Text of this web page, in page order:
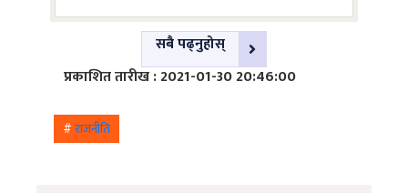
सबै पढ्नुहोस्
प्रकाशित तारीख : 2021-01-30 20:46:00
#राजनीति